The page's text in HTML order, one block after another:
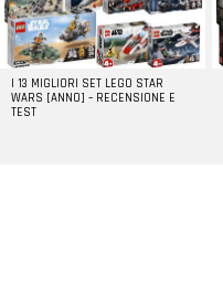
I 13 MIGLIORI SET LEGO STAR
WARS [ANNO] – RECENSIONE E
TEST